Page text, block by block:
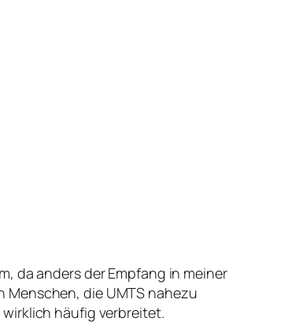
da anders der Empfang in meiner
die UMTS nahezu
häufig verbreitet.